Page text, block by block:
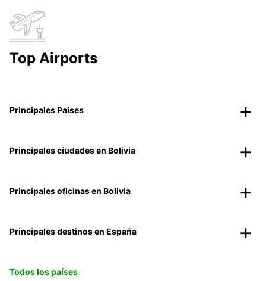
Top Airports
Principales Países
Principales ciudades en Bolivia
Principales oficinas en Bolivia
Principales destinos en España
Todos los países